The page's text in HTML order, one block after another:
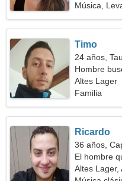
Música,
Timo
24 años,
Hombre
Altes Lager
Familia
Ricardo
36 años,
El hombre
Altes Lager,